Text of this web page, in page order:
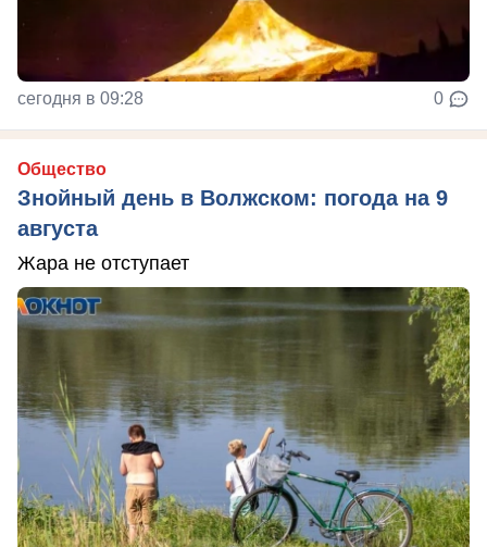
сегодня в 09:28 0
Общество
Знойный день в Волжском: погода на 9
августа
Жара не отступает